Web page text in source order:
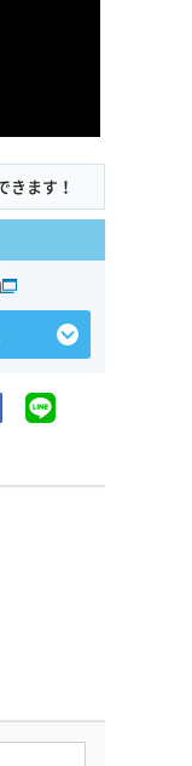
きます！